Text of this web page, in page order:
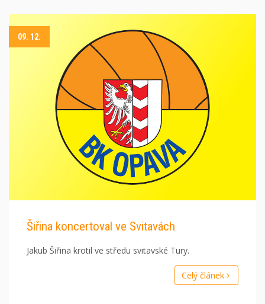
09. 12.
Šiřina koncertoval ve Svitavách
Jakub Šiřina krotil ve středu svitavské Tury.
Celý článek